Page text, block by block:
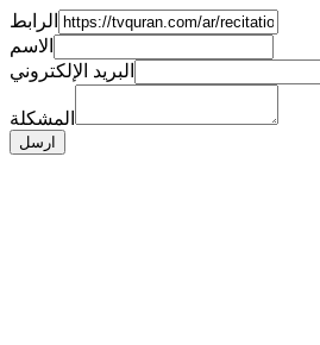
الرابط
الاسم
البريد الإلكتروني
المشكلة
ارسل